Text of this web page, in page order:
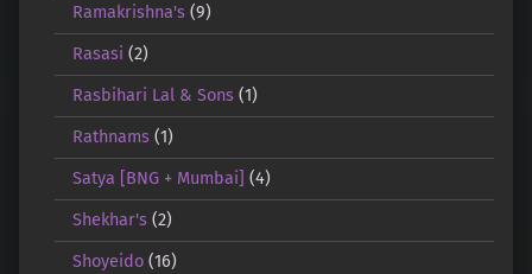
Ramakrishna's(9)
Rasasi (2)
Rasbihari Lal & Sons(1)
Rathnams(1)
Satya [BNG + Mumbai] (4)
Shekhar's(2)
Shoyeido(16)